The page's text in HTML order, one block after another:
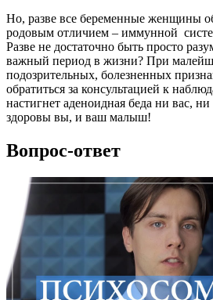
Но, разве все беременные женщины
родовым отличием – иммунной
Разве не достаточно быть просто
важный период в жизни? При
подозрительных, болезненных
обратиться за консультацией к
настигнет аденоидная беда ни вас,
здоровы вы, и ваш малыш!
Вопрос-ответ